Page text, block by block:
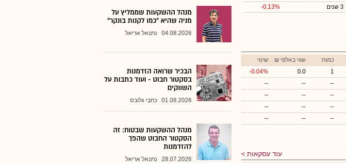
3 שנים
-0.13%
כמות ₪ שווי באלפי
שינוי
1
0.0
-0.04%
--
--
--
--
--
--
--
--
--
--
--
--
עוד עסקאות
מנהל ההשקעות שממליץ על
מניה שהיא "כמו לקנות בונקר"
04.08.2026 נתנאל אריאל
הבכיר שרואה הזדמנות
בסקטור חבוט - ועוד כתבות על
השווקים
01.08.2026 כתבי גלובס
מנהל ההשקעות שבטוח: זה
הסקטור החבוט שהפך
להזדמנות
28.07.2026 נתנאל אריאל